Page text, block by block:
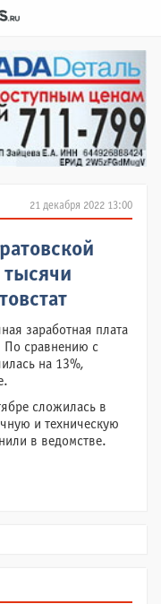
21 декабря 2022 13:00
тысячи
заработная плата
По сравнению с
на 13%,
сложилась в
и техническую
в ведомстве.